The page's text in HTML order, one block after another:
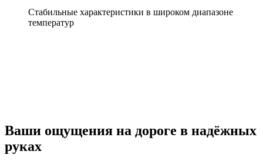
Стабильные характеристики в широком диапазоне
температур
Ваши ощущения на дороге в надёжных
руках